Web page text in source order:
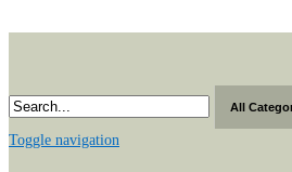
content
Toggle navigation